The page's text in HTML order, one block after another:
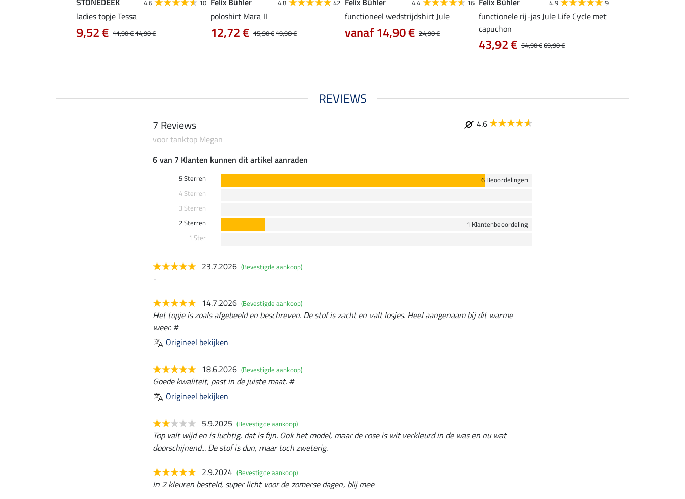
4.6 10
ladies topje Tessa
11,90 €14,90 €
9,52 €
4.8 42
poloshirt Mara II
15,90 €19,90 €
12,72 €
4.4 16
functioneel wedstrijdshirt Jule
24,90 €
vanaf 14,90 €
4.9 9
functionele rij-jas Jule Life Cycle met
capuchon
54,90 €69,90 €
43,92 €
REVIEWS
7 Reviews
4.6
voor tanktop Megan
6 van 7 Klanten kunnen dit artikel aanraden
5 Sterren
6 Beoordelingen
4 Sterren
3 Sterren
2 Sterren
1 Klantenbeoordeling
1 Ster
23.7.2026 (Bevestigde aankoop)
-
14.7.2026 (Bevestigde aankoop)
Het topje is zoals afgebeeld en beschreven. De stof is zacht en valt losjes. Heel aangenaam bij dit warme
weer. #
Origineel bekijken
18.6.2026 (Bevestigde aankoop)
Goede kwaliteit, past in de juiste maat. #
Origineel bekijken
5.9.2025 (Bevestigde aankoop)
Top valt wijd en is luchtig, dat is fijn. Ook het model, maar de rose is wit verkleurd in de was en nu wat
doorschijnend... De stof is dun, maar toch zweterig.
2.9.2024 (Bevestigde aankoop)
In 2 kleuren besteld, super licht voor de zomerse dagen, blij mee